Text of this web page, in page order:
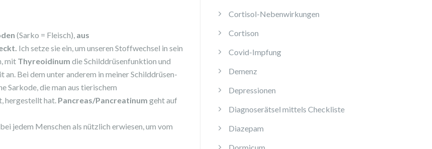
(Sarko = Fleisch), aus
Ich setze sie ein, um unseren Stoffwechsel in sein
mit Thyreoidinum die Schilddrüsenfunktion und
Bei dem unter anderem in meiner Schilddrüsen-
Sarkode, die man aus tierischem
hergestellt hat. Pancreas/Pancreatinum geht auf
jedem Menschen als nützlich erwiesen, um vom
Cortisol-Nebenwirkungen
Cortison
Covid-Impfung
Demenz
Depressionen
Diagnoserätsel mittels Checkliste
Diazepam